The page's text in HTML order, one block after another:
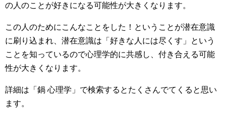
の人のことが好きになる可能性が大きくなります。
この人のためにこんなことをした！ということが潜在意識
に刷り込まれ、潜在意識は「好きな人には尽くす」という
ことを知っているので心理学的に共感し、付き合える可能
性が大きくなります。
詳細は「鍋 心理学」で検索するとたくさんでてくると思い
ます。